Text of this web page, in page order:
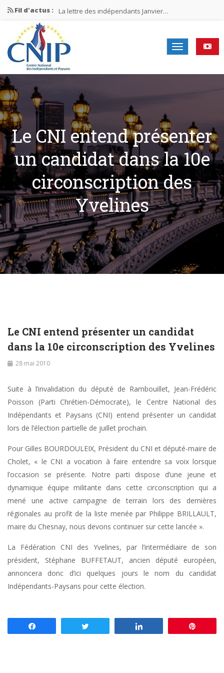
Fil d'actus : La lettre des indépendants Janvier…
La lettre des indépendants Novembre…
La lettre des indépendants Juin…
Mission nationale ÉLECTIONS MUNICIPALES 2026
Le CNI entend présenter
un candidat dans la 10e
circonscription des
Yvelines
Le CNI entend présenter un candidat
dans la 10e circonscription des Yvelines
28 mai 2010
Suite à l’invalidation du député de Rambouillet, Jean-Frédéric
Poisson (Parti Chrétien-Démocrate), le Centre National des
Indépendants et Paysans (CNI) entend présenter un candidat
lors de l’élection partielle de juillet prochain.
Pour Gilles BOURDOULEIX, Président du CNI et député-maire de
Cholet, « le CNI a vocation à faire entendre sa voix lorsque
l’occasion se présente. Notre parti dispose d’une jeune et
dynamique équipe militante dans cette circonscription qui a
mené une active campagne de terrain lors des dernières
régionales au profit de la liste menée par Philippe BRILLAULT,
maire du Chesnay, nous devons continuer sur cette lancée ».
La Fédération CNI des Yvelines, par l’intermédiaire de son
président, Stéphane BUFFETAUT, ancien député européen,
annoncera donc d’ici quelques jours le nom du candidat
Indépendants-Paysans pour cette élection.